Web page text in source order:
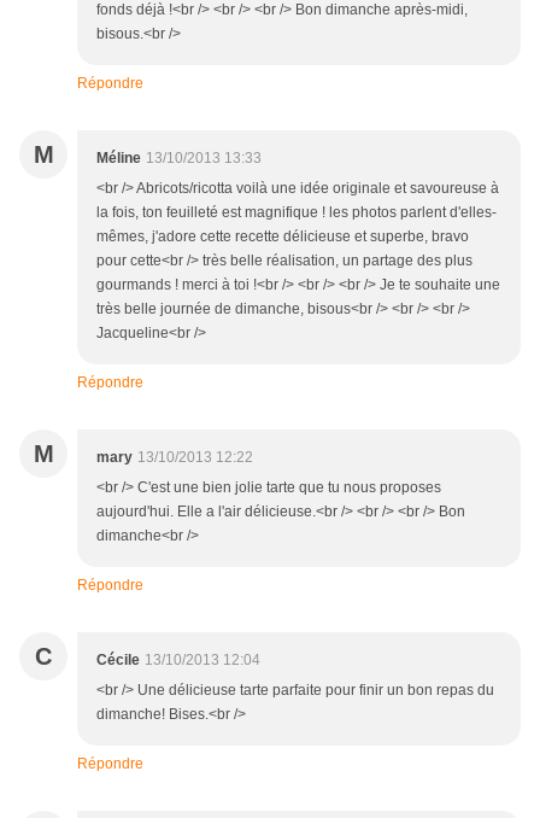
fonds déjà !<br /> <br /> <br /> Bon dimanche après-midi,
bisous.<br />
Répondre
M Méline 13/10/2013 13:33
<br /> Abricots/ricotta voilà une idée originale et savoureuse à
la fois, ton feuilleté est magnifique ! les photos parlent d'elles-
mêmes, j'adore cette recette délicieuse et superbe, bravo
pour cette<br /> très belle réalisation, un partage des plus
gourmands ! merci à toi !<br /> <br /> <br /> Je te souhaite une
très belle journée de dimanche, bisous<br /> <br /> <br />
Jacqueline<br />
Répondre
M mary 13/10/2013 12:22
<br /> C'est une bien jolie tarte que tu nous proposes
aujourd'hui. Elle a l'air délicieuse.<br /> <br /> <br /> Bon
dimanche<br />
Répondre
C Cécile 13/10/2013 12:04
<br /> Une délicieuse tarte parfaite pour finir un bon repas du
dimanche! Bises.<br />
Répondre